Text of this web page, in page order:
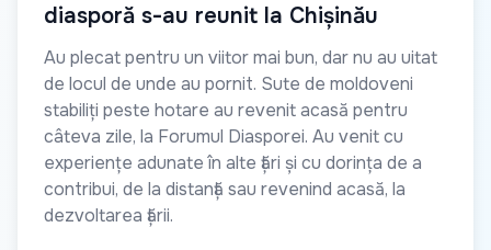
diasporă s-au reunit la Chișinău
Au plecat pentru un viitor mai bun, dar nu au uitat
de locul de unde au pornit. Sute de moldoveni
stabiliți peste hotare au revenit acasă pentru
câteva zile, la Forumul Diasporei. Au venit cu
experiențe adunate în alte țări și cu dorința de a
contribui, de la distanță sau revenind acasă, la
dezvoltarea țării.